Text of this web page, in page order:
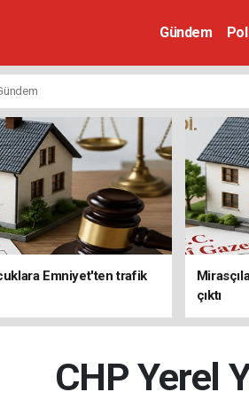
Gündem
Emniyet'ten trafik
çıktı
CHP Yerel